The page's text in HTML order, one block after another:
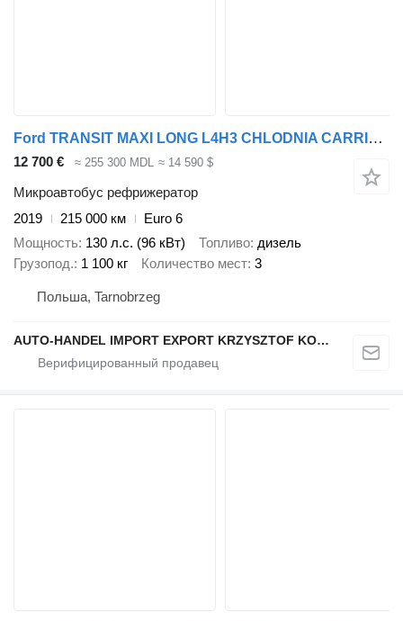
Ford TRANSIT MAXI LONG L4H3 CHLODNIA CARRIER +230V KLIMA EURO6
12 700 € ≈ 255 300 MDL ≈ 14 590 $
Микроавтобус рефрижератор
2019
215 000 км
Euro 6
Мощность 130 л.с. (96 кВт) Топливо дизель
Грузопод. 1 100 кг Количество мест 3
Польша, Tarnobrzeg
AUTO-HANDEL IMPORT EXPORT KRZYSZTOF KONEFAŁ